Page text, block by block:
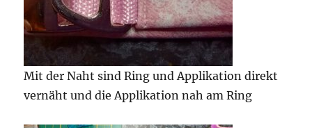
Mit der Naht sind Ring und Applikation direkt
vernäht und die Applikation nah am Ring